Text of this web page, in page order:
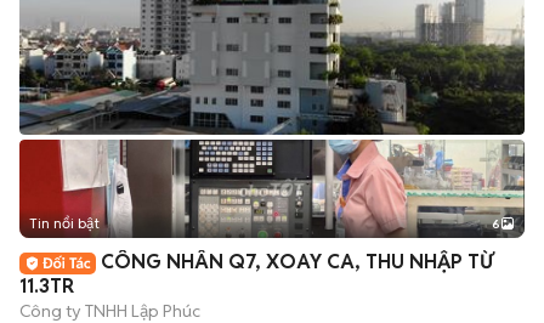
+2
Tin nổi bật 6
CÔNG NHÂN Q7, XOAY CA, THU NHẬP TỪ
11.3TR
Công ty TNHH Lập Phúc